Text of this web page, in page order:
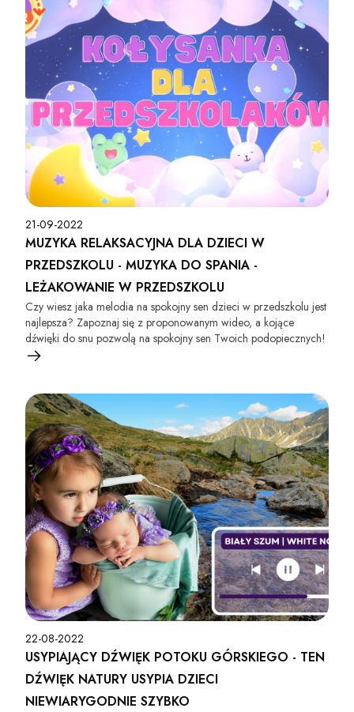
21-09-2022
MUZYKA RELAKSACYJNA DLA DZIECI W
PRZEDSZKOLU - MUZYKA DO SPANIA -
LEŻAKOWANIE W PRZEDSZKOLU
Czy wiesz jaka melodia na spokojny sen dzieci w przedszkolu jest
najlepsza? Zapoznaj się z proponowanym wideo, a kojące
dźwięki do snu pozwolą na spokojny sen Twoich podopiecznych!
22-08-2022
USYPIAJĄCY DŹWIĘK POTOKU GÓRSKIEGO - TEN
DŹWIĘK NATURY USYPIA DZIECI
NIEWIARYGODNIE SZYBKO